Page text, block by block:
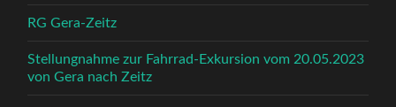
RG Gera-Zeitz
Stellungnahme zur Fahrrad-Exkursion vom 20.05.2023
von Gera nach Zeitz